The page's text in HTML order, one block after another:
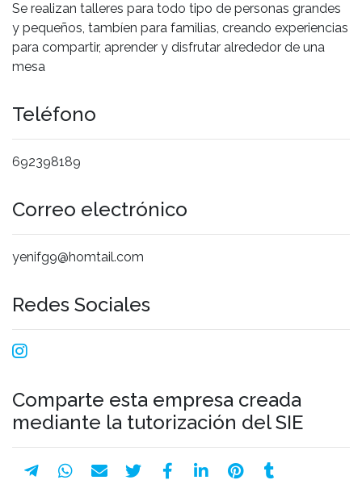
Se realizan talleres para todo tipo de personas grandes
y pequeños, tambíen para familias, creando experiencias
para compartir, aprender y disfrutar alrededor de una
mesa
Teléfono
692398189
Correo electrónico
yenifg9@homtail.com
Redes Sociales
Comparte esta empresa creada
mediante la tutorización del SIE